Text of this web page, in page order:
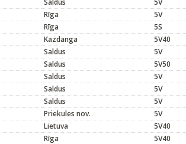
Saldus 5V
Rīga 5V
Rīga 5S
Kazdanga 5V40
Saldus 5V
Saldus 5V50
Saldus 5V
Saldus 5V
Saldus 5V
Priekules nov. 5V
Lietuva 5V40
Rīga 5V40